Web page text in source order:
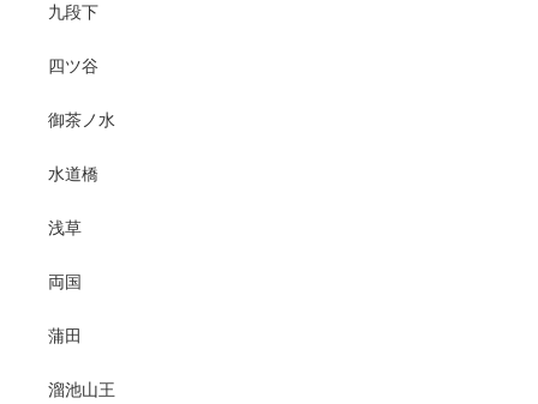
九段下
四ツ谷
御茶ノ水
水道橋
浅草
両国
蒲田
溜池山王